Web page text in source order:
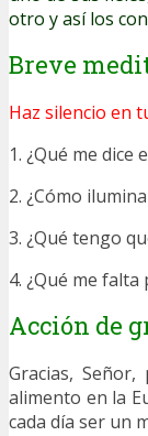
otro y así los
Breve
Haz silencio en
1. ¿Qué me dice
2. ¿Cómo
3. ¿Qué tengo
4. ¿Qué me falta
Acción de
Gracias,
alimento en la
cada día ser un